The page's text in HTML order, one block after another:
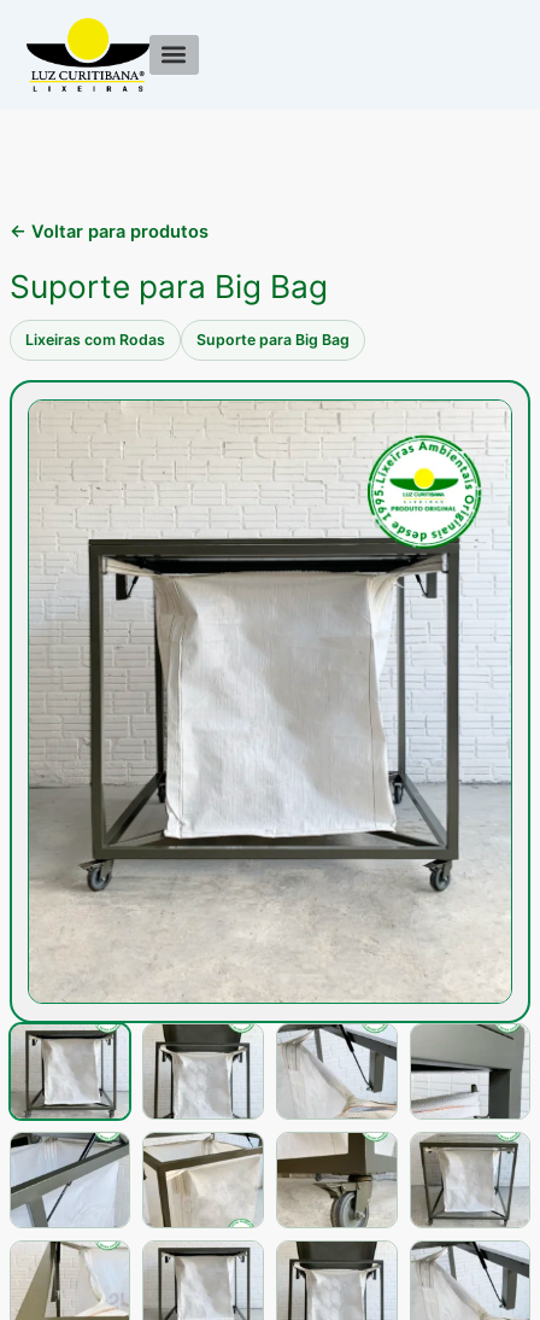
para
← Voltar para produtos
Suporte para Big Bag
Lixeiras com Rodas Suporte para Big Bag